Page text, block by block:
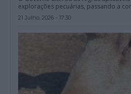
explorações pecuárias, passando a
21 Julho, 2026 - 17:30